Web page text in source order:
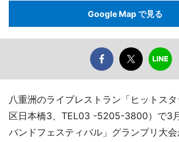
Google Map で見る
八重洲のライブレストラン「ヒットス
区日本橋3、TEL03 -5205-3800）で3
バンドフェスティバル」グランプリ大会